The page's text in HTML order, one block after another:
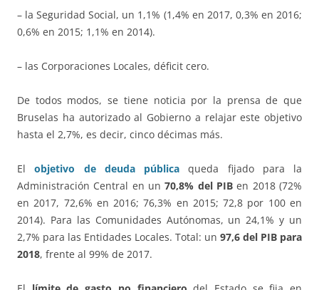
– la Seguridad Social, un 1,1% (1,4% en 2017, 0,3% en 2016;
0,6% en 2015; 1,1% en 2014).
– las Corporaciones Locales, déficit cero.
De todos modos, se tiene noticia por la prensa de que
Bruselas ha autorizado al Gobierno a relajar este objetivo
hasta el 2,7%, es decir, cinco décimas más.
Elobjetivo de deuda pública
queda fijado para la
Administración Central en un70,8% del PIB en 2018 (72%
en 2017, 72,6% en 2016; 76,3% en 2015; 72,8 por 100 en
2014). Para las Comunidades Autónomas, un 24,1% y un
2,7% para las Entidades Locales. Total: un 97,6 del PIB para
2018, frente al 99% de 2017.